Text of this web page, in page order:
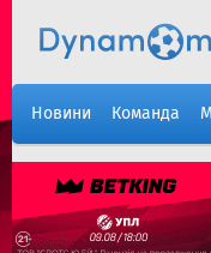
Новини Команда